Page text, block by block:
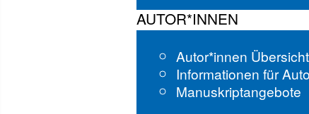
AUTOR*INNEN
Autor*innen Übersicht
Informationen für
Manuskriptangebote